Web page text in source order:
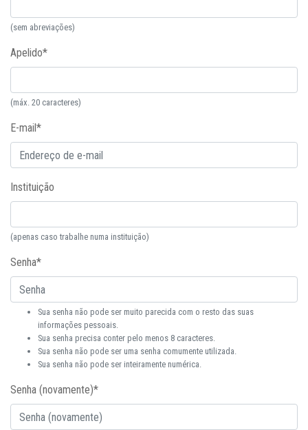
(sem abreviações)
Apelido*
(máx. 20 caracteres)
E-mail*
Instituição
(apenas caso trabalhe numa instituição)
Senha*
Sua senha não pode ser muito parecida com o resto das suas
informações pessoais.
Sua senha precisa conter pelo menos 8 caracteres.
Sua senha não pode ser uma senha comumente utilizada.
Sua senha não pode ser inteiramente numérica.
Senha (novamente)*